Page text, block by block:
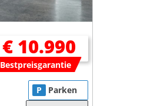
€ 10.990
Bestpreisgarantie
P Parken